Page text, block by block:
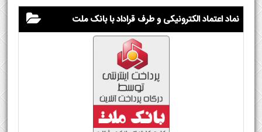
نماد اعتماد الکترونیکی و طرف قراداد با بانک ملت